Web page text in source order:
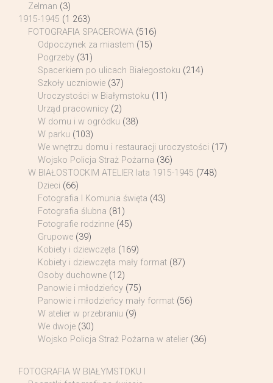
Zelman (3)
1915-1945 (1 263)
FOTOGRAFIA SPACEROWA (516)
Odpoczynek za miastem (15)
Pogrzeby (31)
Spacerkiem po ulicach Białegostoku (214)
Szkoły uczniowie (37)
Uroczystości w Białymstoku (11)
Urząd pracownicy (2)
W domu i w ogródku (38)
W parku (103)
We wnętrzu domu i restauracji uroczystości (17)
Wojsko Policja Straż Pożarna (36)
W BIAŁOSTOCKIM ATELIER lata 1915-1945 (748)
Dzieci (66)
Fotografia I Komunia święta (43)
Fotografia ślubna (81)
Fotografie rodzinne (45)
Grupowe (39)
Kobiety i dziewczęta (169)
Kobiety i dziewczęta mały format (87)
Osoby duchowne (12)
Panowie i młodzieńcy (75)
Panowie i młodzieńcy mały format (56)
W atelier w przebraniu (9)
We dwoje (30)
Wojsko Policja Straż Pożarna w atelier (36)
FOTOGRAFIA W BIAŁYMSTOKU I